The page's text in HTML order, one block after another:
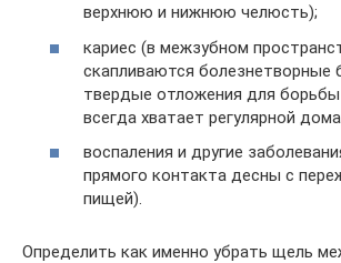
верхнюю и нижнюю челюсть);
кариес (в межзубном
скапливаются болезнетворные
твердые отложения для
всегда хватает регулярной
воспаления и другие
прямого контакта десны с
пищей).
Определить как именно убрать щель